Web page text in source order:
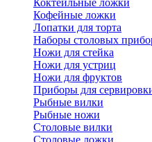
Кофейные ложки
Лопатки для торта
Наборы столовых
Ножи для стейка
Ножи для устриц
Ножи для фруктов
Приборы для
Рыбные вилки
Рыбные ножи
Столовые вилки
Столовые ложки